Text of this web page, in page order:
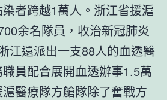
者跨越1萬人。浙江省援滬
余名隊員，收治新冠肺炎
江還派出一支88人的血透醫
員配合展開血透辦事1.5萬
醫療隊方艙隊除了奮戰方